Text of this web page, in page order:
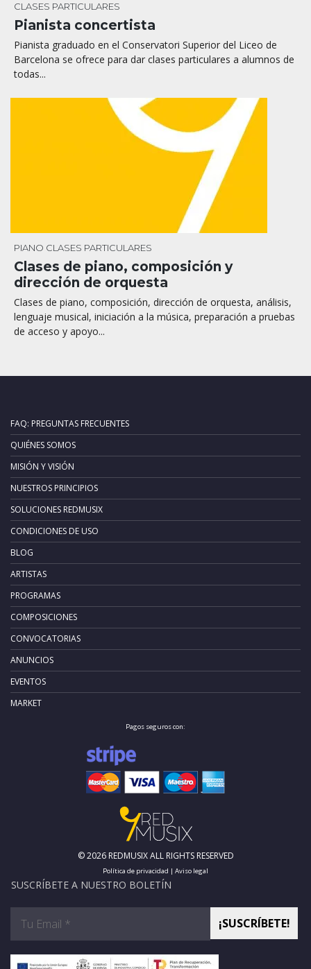
CLASES PARTICULARES
Pianista concertista
Pianista graduado en el Conservatori Superior del Liceo de
Barcelona se ofrece para dar clases particulares a alumnos de
todas...
PIANO CLASES PARTICULARES
Clases de piano, composición y
dirección de orquesta
Clases de piano, composición, dirección de orquesta, análisis,
lenguaje musical, iniciación a la música, preparación a pruebas
de acceso y apoyo...
FAQ: PREGUNTAS FRECUENTES
QUIÉNES SOMOS
MISIÓN Y VISIÓN
NUESTROS PRINCIPIOS
SOLUCIONES REDMUSIX
CONDICIONES DE USO
BLOG
ARTISTAS
PROGRAMAS
COMPOSICIONES
CONVOCATORIAS
ANUNCIOS
EVENTOS
MARKET
Pagos seguros con:
© 2026 REDMUSIX ALL RIGHTS RESERVED
Política de privacidad | Aviso legal
SUSCRÍBETE A NUESTRO BOLETÍN